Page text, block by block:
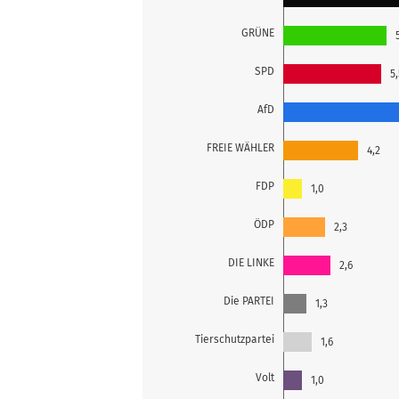
GRÜNE
SPD
AfD
FREIE WÄHLER
FDP
ÖDP
DIE LINKE
Die PARTEI
Tierschutzpartei
Volt
4,2
1,0
2,3
2,6
1,3
1,6
1,0